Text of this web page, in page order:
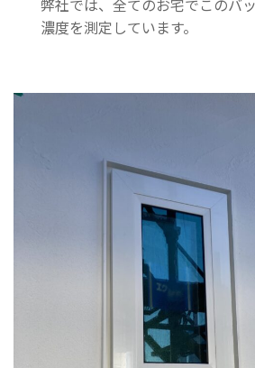
弊社では、全てのお宅でこのバ
濃度を測定しています。